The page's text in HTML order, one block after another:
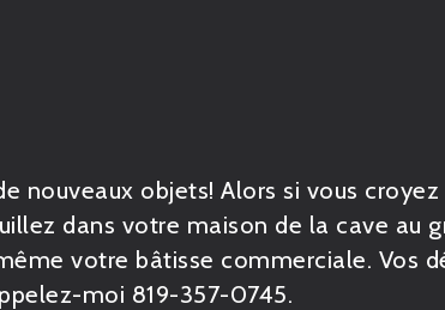
objets! Alors si vous
dans votre maison de la cave au
votre bâtisse commerciale. Vos
moi 819-357-0745.